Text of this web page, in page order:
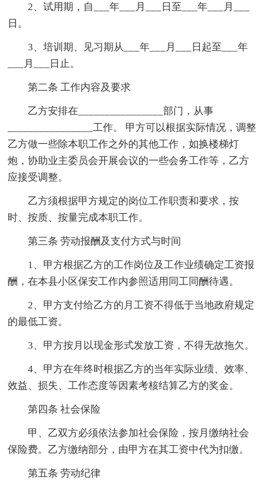
2、试用期，自___年___月___日至___年___月___
日。
3、培训期、见习期从___年___月___日起至___年
___月___日止。
第二条 工作内容及要求
乙方安排在________________部门，从事
________________工作。 甲方可以根据实际情况，调整
乙方做一些除本职工作之外的其他工作，如换楼梯灯
炮，协助业主委员会开展会议的一些会务工作等，乙方
应接受调整。
乙方须根据甲方规定的岗位工作职责和要求，按
时、按质、按量完成本职工作。
第三条 劳动报酬及支付方式与时间
1、甲方根据乙方的工作岗位及工作业绩确定工资报
酬，在本县小区保安工作内参照适用同工同酬待遇。
2、甲方支付给乙方的月工资不得低于当地政府规定
的最低工资。
3、甲方按月以现金形式发放工资，不得无故拖欠。
4、甲方在年终时根据乙方的当年实际业绩、效率、
效益、损失、工作态度等因素考核结算乙方的奖金。
第四条 社会保险
甲、乙双方必须依法参加社会保险，按月缴纳社会
保险费。乙方缴纳部分，由甲方在其工资中代为扣缴。
第五条 劳动纪律